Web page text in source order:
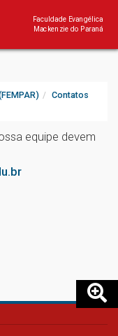
Faculdade Evangélica
Mackenzie do Paraná
Contatos
equipe devem